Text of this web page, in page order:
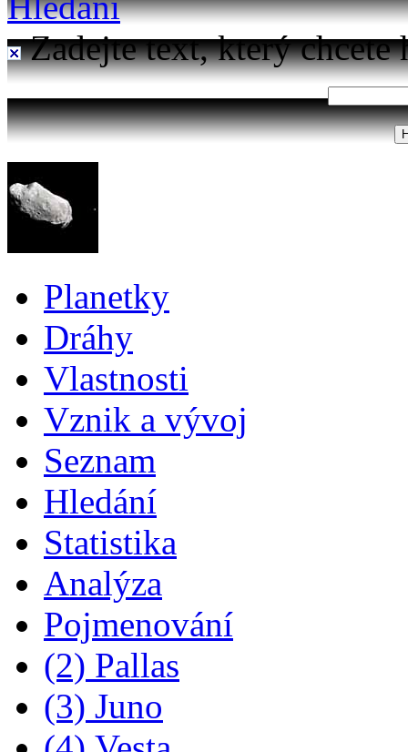
Zadejte text, který chcete
Planetky
Dráhy
Vlastnosti
Vznik a vývoj
Seznam
Hledání
Statistika
Analýza
Pojmenování
(2) Pallas
(3) Juno